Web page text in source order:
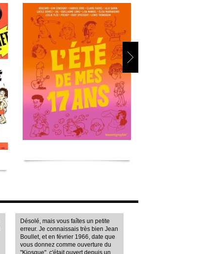
Désolé, mais vous faîtes un petite
erreur. Je connaissais très bien Jean
Boullet, et en février 1966, date que
vous donnez comme ouverture du
"Kiosque", c'était ouvert depuis un